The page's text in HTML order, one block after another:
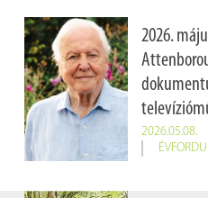
SZOLGÁLTATÁSOK
KONFERENCIÁK
ADATBÁZISOK
BLOG
2026.
2026.05.08.